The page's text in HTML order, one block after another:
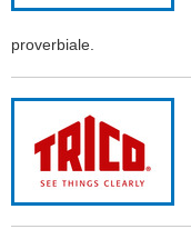
proverbiale.